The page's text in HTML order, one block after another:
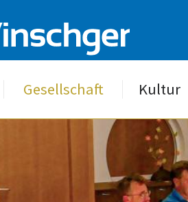
Gesellschaft Kultur